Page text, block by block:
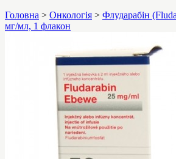
Головна > Онкологія > Флударабін
мг/мл, 1 флакон